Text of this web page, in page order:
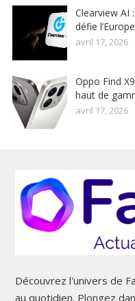
Clearview AI
défie
avril 17, 2026
Oppo Find
haut de
avril 17, 2026
Découvrez l'univers de
au quotidien. Plongez